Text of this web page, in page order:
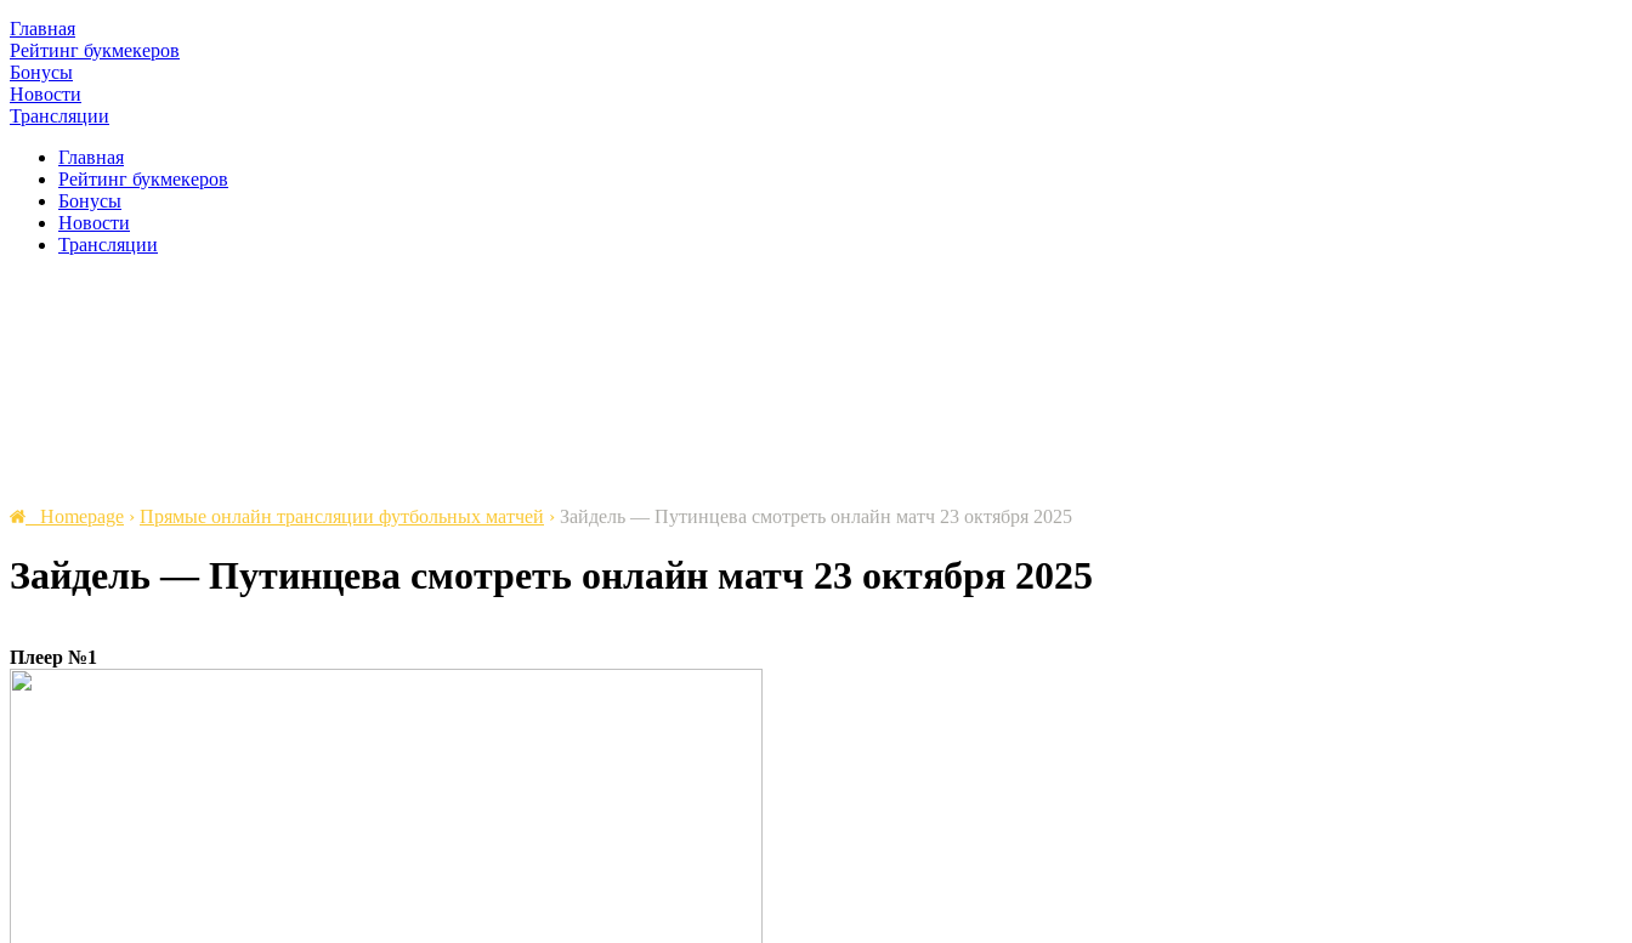
Главная
Рейтинг букмекеров
Бонусы
Новости
Трансляции
Главная
Рейтинг букмекеров
Бонусы
Новости
Трансляции
Homepage › Прямые онлайн трансляции футбольных матчей › Зайдель — Путинцева cмотреть онлайн матч 23 октября 2025
Зайдель — Путинцева cмотреть онлайн матч 23 октября 2025
Плеер №1